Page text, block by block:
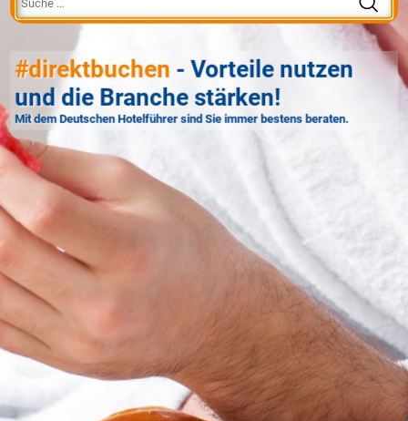
#direktbuchen - Vorteile nutzen
und die Branche stärken!
Mit dem Deutschen Hotelführer sind Sie immer bestens beraten.